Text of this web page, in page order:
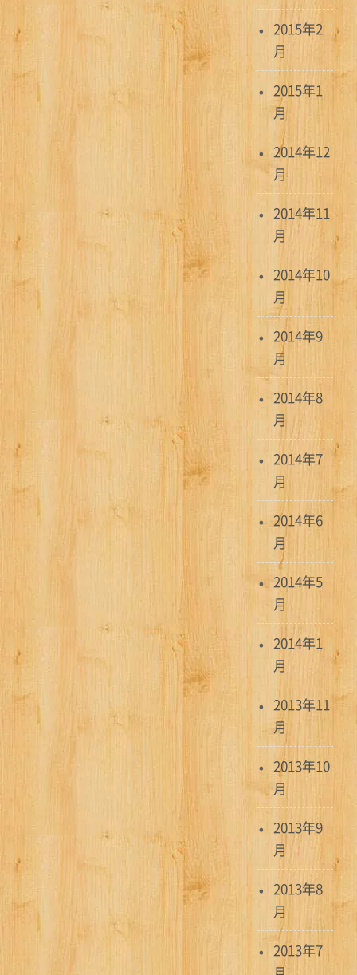
2015年2
月
2015年1
月
2014年12
月
2014年11
月
2014年10
月
2014年9
月
2014年8
月
2014年7
月
2014年6
月
2014年5
月
2014年1
月
2013年11
月
2013年10
月
2013年9
月
2013年8
月
2013年7